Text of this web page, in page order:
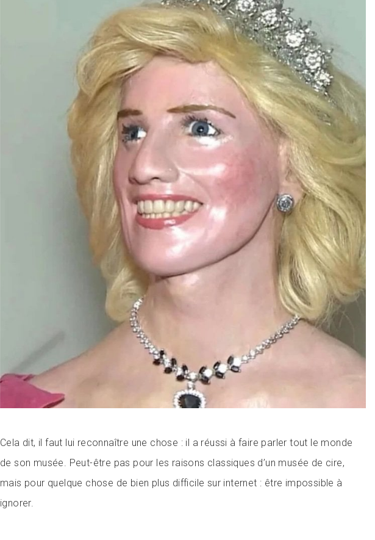
Cela dit, il faut lui reconnaître une chose : il a réussi à faire parler tout le monde
de son musée. Peut-être pas pour les raisons classiques d’un musée de cire,
mais pour quelque chose de bien plus difficile sur internet : être impossible à
ignorer.